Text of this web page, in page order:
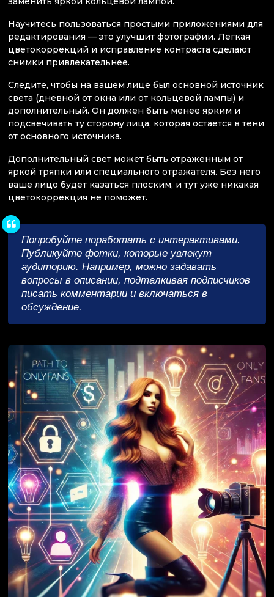
Научитесь пользоваться простыми приложениями для
редактирования — это улучшит фотографии. Легкая
цветокоррекций и исправление контраста сделают
снимки привлекательнее.
Следите, чтобы на вашем лице был основной источник
света (дневной от окна или от кольцевой лампы) и
дополнительный. Он должен быть менее ярким и
подсвечивать ту сторону лица, которая остается в тени
от основного источника.
Дополнительный свет может быть отраженным от
яркой тряпки или специального отражателя. Без него
ваше лицо будет казаться плоским, и тут уже никакая
цветокоррекция не поможет.
Попробуйте поработать с интерактивами.
Публикуйте фотки, которые увлекут
аудиторию. Например, можно задавать
вопросы в описании, подталкивая подписчиков
писать комментарии и включаться в
обсуждение.